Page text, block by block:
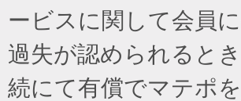
ービスに関して会員
過失が認められると
続にて有償でマテポ